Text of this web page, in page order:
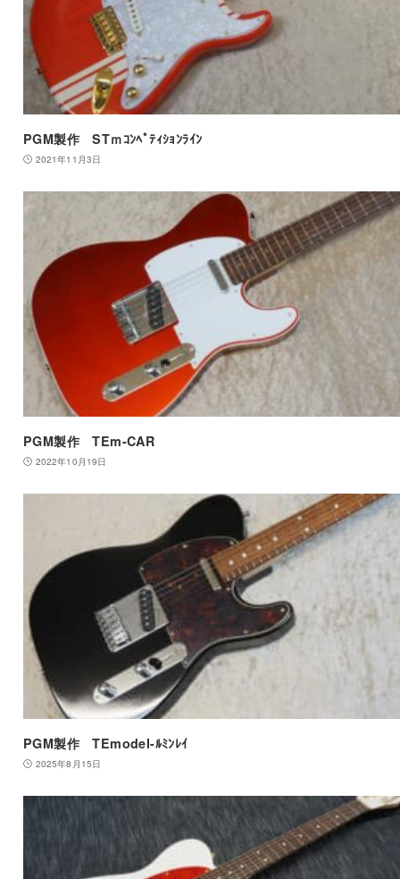
PGM製作 STｍｺﾝﾍﾟﾃｨｼｮﾝﾗｲﾝ
2021年11月3日
PGM製作 TEm-CAR
2022年10月19日
PGM製作 TEmodel-ﾙﾐﾝﾚｲ
2025年8月15日